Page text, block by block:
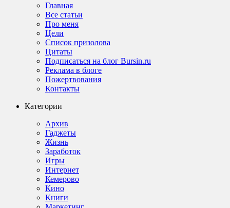
Главная
Все статьи
Про меня
Цели
Список призолова
Цитаты
Подписаться на блог Bursin.ru
Реклама в блоге
Пожертвования
Контакты
Категории
Архив
Гаджеты
Жизнь
Заработок
Игры
Интернет
Кемерово
Кино
Книги